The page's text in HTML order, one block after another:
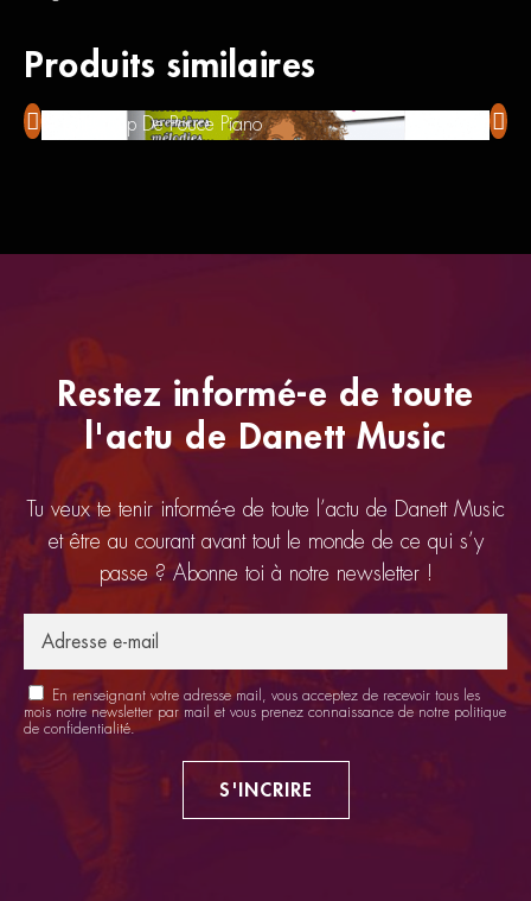
Produits similaires
Le p’tit Coup De Pouce Piano
Restez informé-e de toute
l'actu de Danett Music
Tu veux te tenir informé-e de toute l’actu de Danett Music
et être au courant avant tout le monde de ce qui s’y
passe ? Abonne toi à notre newsletter !
En renseignant votre adresse mail, vous acceptez de recevoir tous les
mois notre newsletter par mail et vous prenez connaissance de notre politique
de confidentialité.
S'INCRIRE